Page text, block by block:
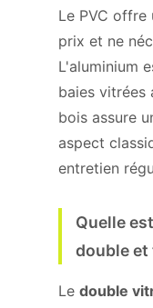
Le PVC
prix et ne
L'aluminium
baies vitrées
bois assure
aspect
entretien
Quelle
double et
Le double